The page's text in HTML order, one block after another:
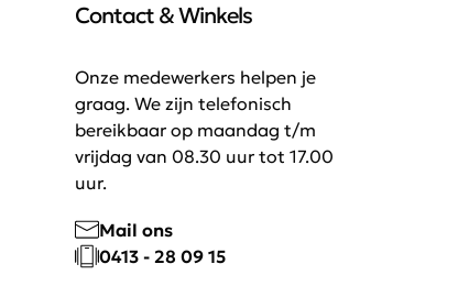
Contact & Winkels
Onze medewerkers helpen je
graag. We zijn telefonisch
bereikbaar op maandag t/m
vrijdag van 08.30 uur tot 17.00
uur.
Mail ons
0413 - 28 09 15